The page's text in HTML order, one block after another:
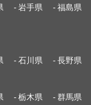
- 岩手県 - 福島県
- 石川県 - 長野県
- 栃木県 - 群馬県